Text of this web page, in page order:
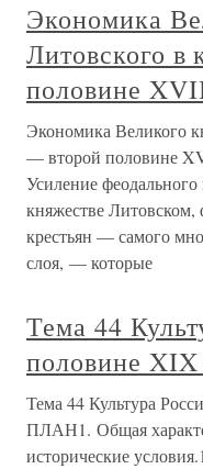
Экономика
Литовского
половине
Экономика Великого
— второй половине
Усиление
княжестве Литовском,
крестьян — самого
слоя, — которые
Тема 44
половине XIX
Тема 44 Культура
ПЛАН1. Общая
исторические